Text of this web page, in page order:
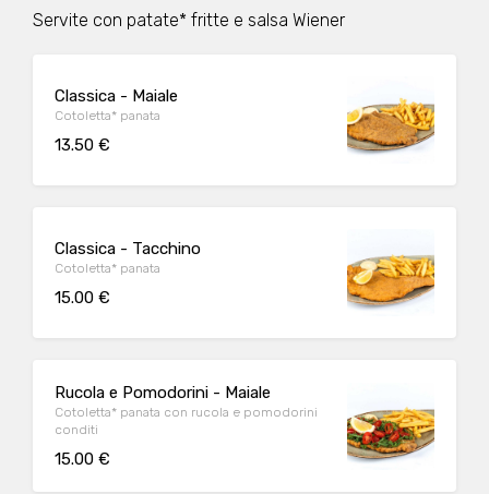
Servite con patate* fritte e salsa Wiener
Classica - Maiale
Cotoletta* panata
13.50 €
Classica - Tacchino
Cotoletta* panata
15.00 €
Rucola e Pomodorini - Maiale
Cotoletta* panata con rucola e pomodorini
conditi
15.00 €